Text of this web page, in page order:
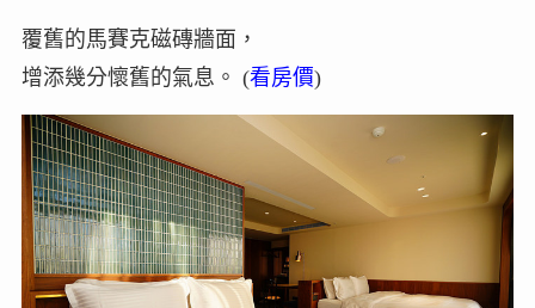
覆舊的馬賽克磁磚牆面，
增添幾分懷舊的氣息。 (看房價)